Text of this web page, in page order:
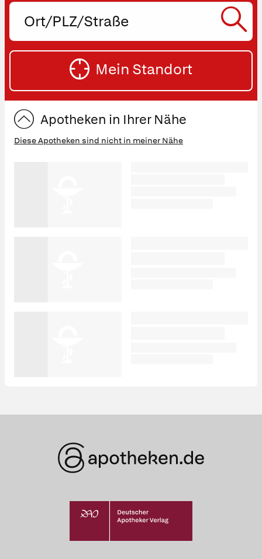
Ort,
oder
Straße
Mein Standort
Apotheken in Ihrer Nähe
Diese Apotheken sind nicht in meiner Nähe